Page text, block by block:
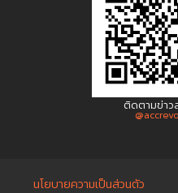
ติดตามข่าว
@accrevo
นโยบายความเป็นส่วนตัว